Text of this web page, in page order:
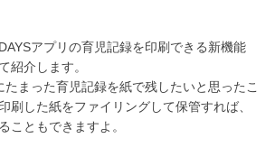
アプリの育児記録を印刷できる新機能
紹介します。
たまった育児記録を紙で残したいと思ったこ
刷した紙をファイリングして保管すれば、
こともできますよ。